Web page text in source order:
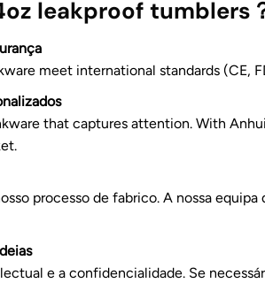
leakproof tumblers
meet international standards (CE,
that captures attention. With
processo de fabrico. A nossa
e a confidencialidade. Se